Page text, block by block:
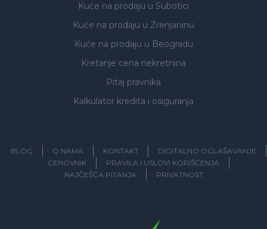
Kuće na prodaju u Subotici
Kuće na prodaju u Zrenjaninu
Kuće na prodaju u Beogradu
Kretanje cena nekretnina
Pitaj pravnika
Kalkulator kredita i osiguranja
BLOG O NAMA KONTAKT
DIGITALNO OGLAŠAVANJE
CENOVNIK
PRAVILA I USLOVI KORIŠĆENJA
NAJČEŠĆA PITANJA
PRIVATNOST